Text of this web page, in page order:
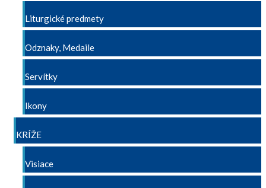
Liturgické predmety
Odznaky, Medaile
Servítky
Ikony
KRÍŽE
Visiace